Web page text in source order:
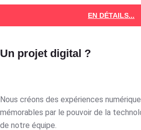
EN DÉTAILS...
Un projet digital ?
Nous créons des expériences
mémorables par le pouvoir de la
de notre équipe.